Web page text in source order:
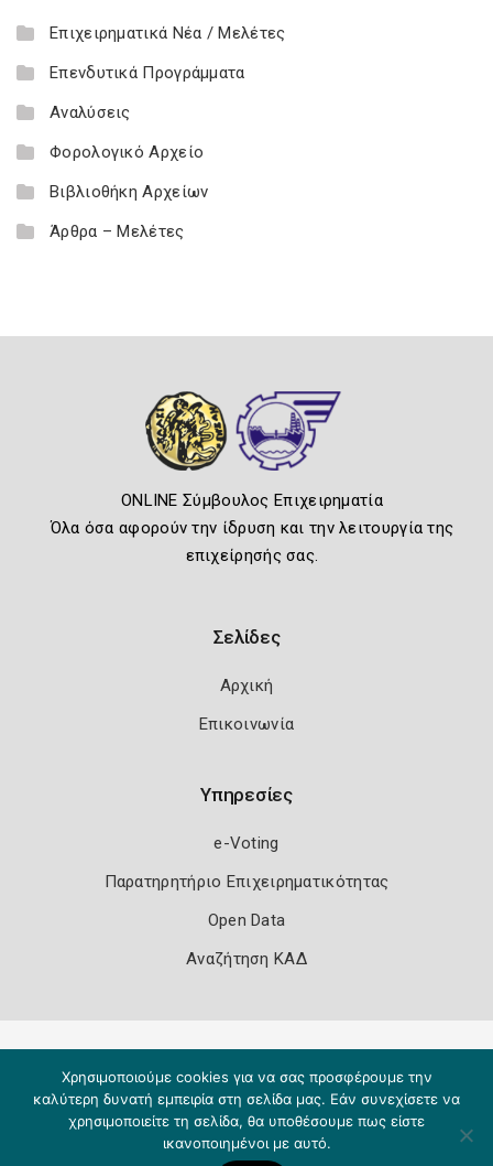
Επιχειρηματικά Νέα / Μελέτες
Επενδυτικά Προγράμματα
Αναλύσεις
Φορολογικό Αρχείο
Βιβλιοθήκη Αρχείων
Άρθρα – Μελέτες
ONLINE Σύμβουλος Επιχειρηματία
Όλα όσα αφορούν την ίδρυση και την λειτουργία της
επιχείρησής σας.
Σελίδες
Αρχική
Επικοινωνία
Υπηρεσίες
e-Voting
Παρατηρητήριο Επιχειρηματικότητας
Open Data
Αναζήτηση ΚΑΔ
Χρησιμοποιούμε cookies για να σας προσφέρουμε την
καλύτερη δυνατή εμπειρία στη σελίδα μας. Εάν συνεχίσετε να
χρησιμοποιείτε τη σελίδα, θα υποθέσουμε πως είστε
ικανοποιημένοι με αυτό.
Copyright 2026 Knowledge A.E.